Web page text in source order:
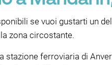
se vuoi gustarti un
zona circostante.
stazione ferroviaria di